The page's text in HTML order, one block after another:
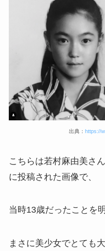
出典： https://
こちらは若村麻由美さ
に投稿された画像で、
当時13歳だったことを
まさに美少女でとても